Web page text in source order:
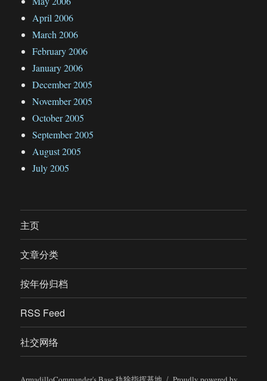
April 2006
March 2006
February 2006
January 2006
December 2005
November 2005
October 2005
September 2005
August 2005
July 2005
主页
文章分类
按年份归档
RSS Feed
社交网络